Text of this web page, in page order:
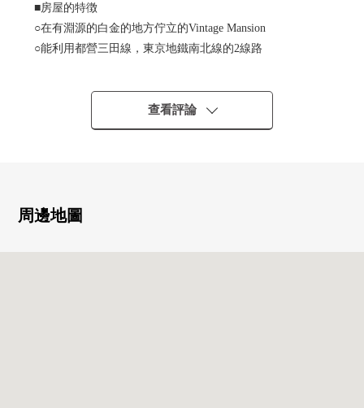
■房屋的特徴
○在有淵源的白金的地方佇立的Vintage Mansion
○能利用都營三田線，東京地鐵南北線的2線路
○有平置駐車場的有空位(到請詢問的時間點確認關鍵)
■房間的特徴
○有超過6張塌塌米各房間以及存儲空間
查看評論
周邊地圖